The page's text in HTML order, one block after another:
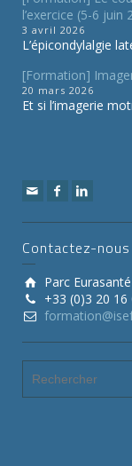
l’exercice (5-6 juin
3 avril 2026
L’épicondylalgie
[Formation]
20 mars 2026
Et si l’imagerie
Contactez-nous
Parc
+33 (0)3 20 16